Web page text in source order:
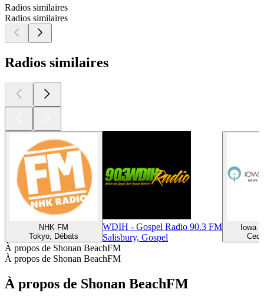
Radios similaires
Radios similaires
Radios similaires
NHK FM
Tokyo, Débats
WDIH - Gospel Radio 90.3 FM
Salisbury, Gospel
Iowa
À propos de Shonan BeachFM
À propos de Shonan BeachFM
À propos de Shonan BeachFM